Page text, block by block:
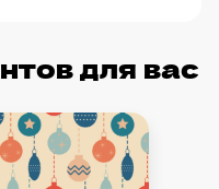
для вас